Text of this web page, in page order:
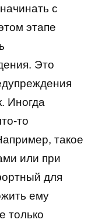
с
этапе
Это
Иногда
то
такое
или при
для
ему
только